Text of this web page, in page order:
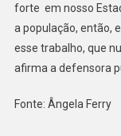
forte em nosso
a população, então,
esse trabalho, que
afirma a defensora
Fonte: Ângela Ferry